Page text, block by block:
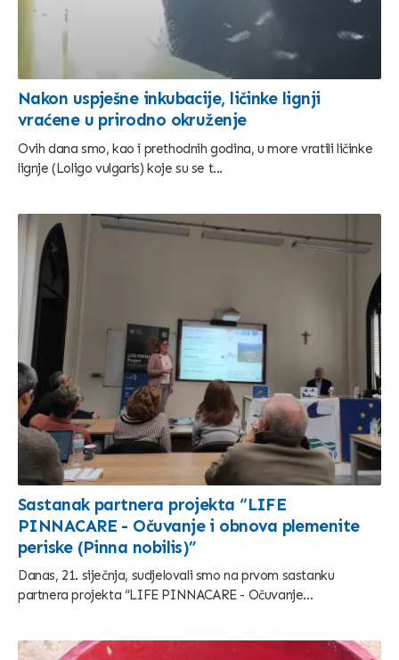
Nakon uspješne inkubacije, ličinke lignji
vraćene u prirodno okruženje
Ovih dana smo, kao i prethodnih godina, u more vratili ličinke
lignje (Loligo vulgaris) koje su se t...
Sastanak partnera projekta “LIFE
PINNACARE - Očuvanje i obnova plemenite
periske (Pinna nobilis)”
Danas, 21. siječnja, sudjelovali smo na prvom sastanku
partnera projekta “LIFE PINNACARE - Očuvanje...